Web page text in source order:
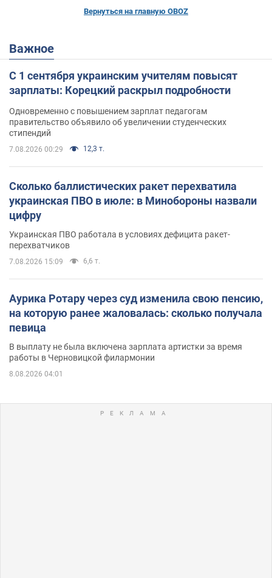
Вернуться на главную OBOZ
Важное
С 1 сентября украинским учителям повысят
зарплаты: Корецкий раскрыл подробности
Одновременно с повышением зарплат педагогам
правительство объявило об увеличении студенческих
стипендий
7.08.2026 00:29 12,3 т.
Сколько баллистических ракет перехватила
украинская ПВО в июле: в Минобороны назвали
цифру
Украинская ПВО работала в условиях дефицита ракет-
перехватчиков
7.08.2026 15:09 6,6 т.
Аурика Ротару через суд изменила свою пенсию,
на которую ранее жаловалась: сколько получала
певица
В выплату не была включена зарплата артистки за время
работы в Черновицкой филармонии
8.08.2026 04:01